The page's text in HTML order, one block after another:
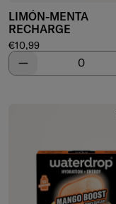
LIMÓN-MENTA
RECHARGE
Precio de venta
€10,99
Disminuir